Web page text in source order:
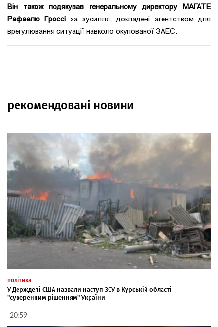
Він також подякував генеральному директору МАГАТЕ
Рафаелю Гроссі за зусилля, докладені агентством для
врегулювання ситуації навколо окупованої ЗАЕС.
рекомендовані новини
політика
У Держдепі США назвали наступ ЗСУ в Курській області
"суверенним рішенням" України
20:59